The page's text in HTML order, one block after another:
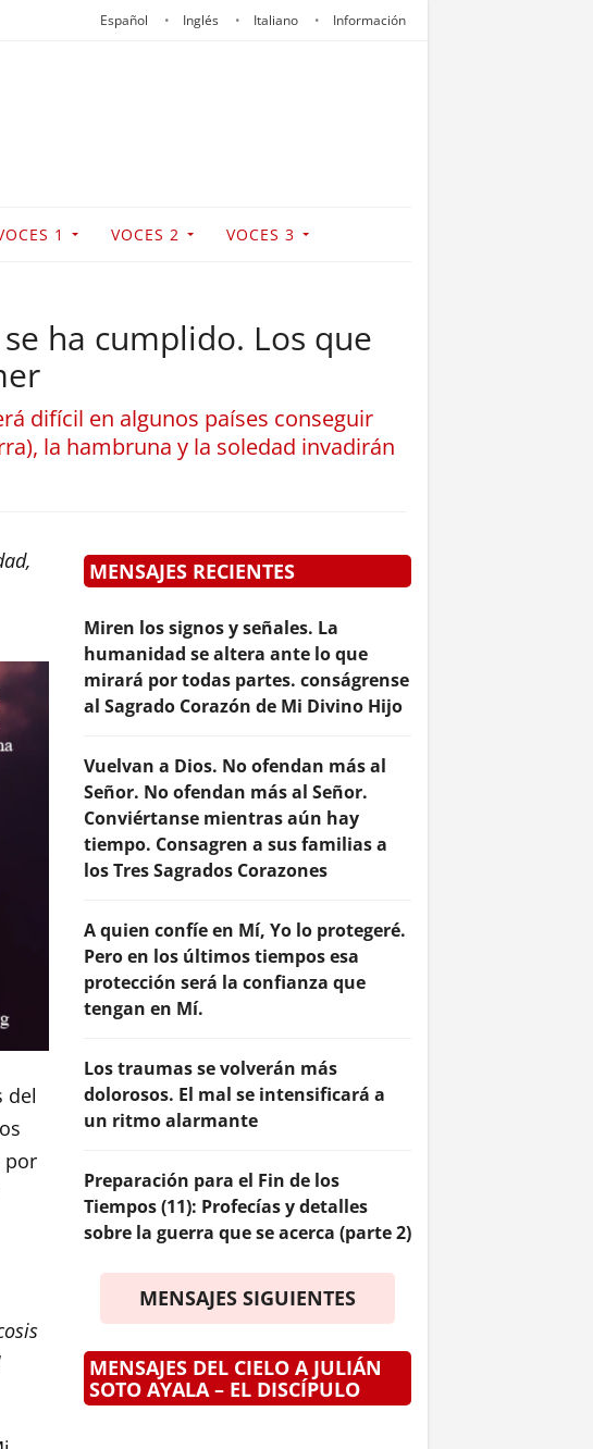
Español Inglés Italiano Información
1 VOCES 2 VOCES 3
ha cumplido. Los que
difícil en algunos países conseguir
la hambruna y la soledad invadirán
del
por
MENSAJES RECIENTES
Miren los signos y señales. La
humanidad se altera ante lo que
mirará por todas partes. conságrense
al Sagrado Corazón de Mi Divino Hijo
Vuelvan a Dios. No ofendan más al
Señor. No ofendan más al Señor.
Conviértanse mientras aún hay
tiempo. Consagren a sus familias a
los Tres Sagrados Corazones
A quien confíe en Mí, Yo lo protegeré.
Pero en los últimos tiempos esa
protección será la confianza que
tengan en Mí.
Los traumas se volverán más
dolorosos. El mal se intensificará a
un ritmo alarmante
Preparación para el Fin de los
Tiempos (11): Profecías y detalles
sobre la guerra que se acerca (parte 2)
MENSAJES SIGUIENTES
MENSAJES DEL CIELO A JULIÁN
SOTO AYALA – EL DISCÍPULO